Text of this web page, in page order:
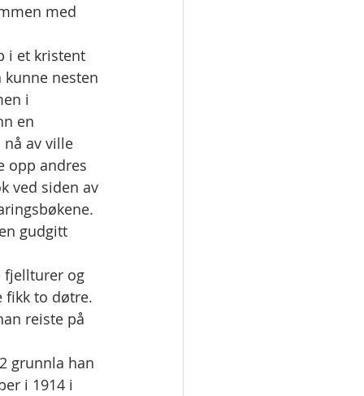
med
i et kristent
kunne nesten
i
en
av ville
opp andres
ved siden av
gudgitt
fjellturer og
fikk to døtre.
reiste på
grunnla han
i 1914 i